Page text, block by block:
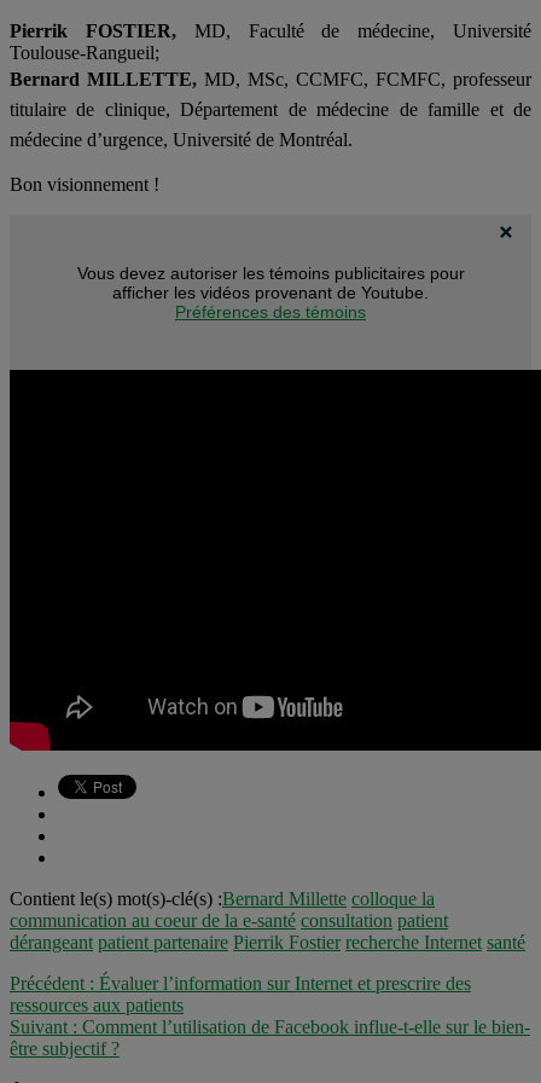
Pierrik FOSTIER,MD, Faculté de médecine, Université
Toulouse-Rangueil;
Bernard MILLETTE, MD, MSc, CCMFC, FCMFC, professeur
titulaire de clinique, Département de médecine de famille et de
médecine d’urgence, Université de Montréal.
Bon visionnement !
Vous devez autoriser les témoins publicitaires pour
afficher les vidéos provenant de Youtube.
Préférences des témoins
Contient le(s) mot(s)-clé(s) :Bernard Millette colloque la
communication au coeur de la e-santé consultation patient
dérangeant patient partenaire Pierrik Fostier recherche Internet santé
Précédent : Évaluer l’information sur Internet et prescrire des
ressources aux patients
Suivant : Comment l’utilisation de Facebook influe-t-elle sur le bien-
être subjectif ?